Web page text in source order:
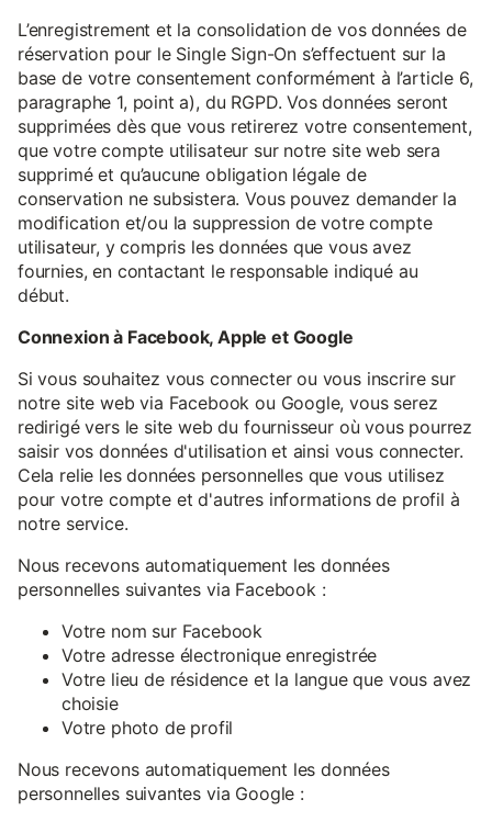
L’enregistrement et la consolidation de vos données de
réservation pour le Single Sign-On s’effectuent sur la
base de votre consentement conformément à l’article 6,
paragraphe 1, point a), du RGPD. Vos données seront
supprimées dès que vous retirerez votre consentement,
que votre compte utilisateur sur notre site web sera
supprimé et qu’aucune obligation légale de
conservation ne subsistera. Vous pouvez demander la
modification et/ou la suppression de votre compte
utilisateur, y compris les données que vous avez
fournies, en contactant le responsable indiqué au
début.
Connexion à Facebook, Apple et Google
Si vous souhaitez vous connecter ou vous inscrire sur
notre site web via Facebook ou Google, vous serez
redirigé vers le site web du fournisseur où vous pourrez
saisir vos données d'utilisation et ainsi vous connecter.
Cela relie les données personnelles que vous utilisez
pour votre compte et d'autres informations de profil à
notre service.
Nous recevons automatiquement les données
personnelles suivantes via Facebook :
Votre nom sur Facebook
Votre adresse électronique enregistrée
Votre lieu de résidence et la langue que vous avez
choisie
Votre photo de profil
Nous recevons automatiquement les données
personnelles suivantes via Google :